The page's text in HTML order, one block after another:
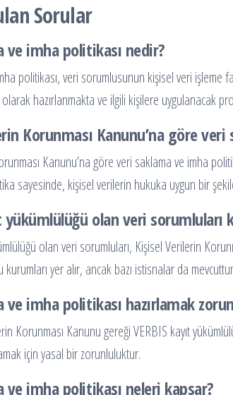
Sorular
ve imha politikası nedir?
politikası, veri sorumlusunun kişisel veri
hazırlanmakta ve ilgili kişilere uygulanacak
Korunması Kanunu’na göre
Kanunu’na göre veri saklama ve imha
sayesinde, kişisel verilerin hukuka uygun bir
yükümlülüğü olan veri sorumluları
olan veri sorumluları, Kişisel Verilerin
yer alır, ancak bazı istisnalar da
imha politikası hazırlamak
Korunması Kanunu gereği VERBIS kayıt
için yasal bir zorunluluktur.
ve imha politikası neleri kapsar?